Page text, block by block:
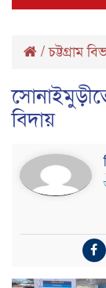
/চট্টগ্রাম
বিদায় ‎ ‎